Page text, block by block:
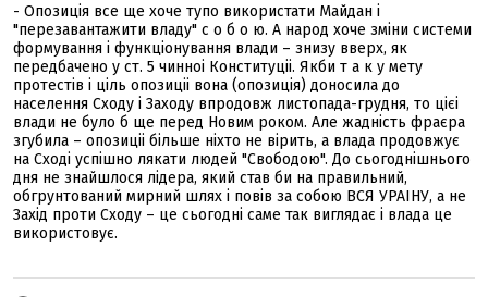
- Опозиція все ще хоче тупо використати Майдан і
"перезавантажити владу" с о б о ю. А народ хоче зміни системи
формування і функціонування влади – знизу вверх, як
передбачено у ст. 5 чинноі Конституціі. Якби т а к у мету
протестів і ціль опозиціі вона (опозиція) доносила до
населення Сходу і Заходу впродовж листопада-грудня, то цієі
влади не було б ще перед Новим роком. Але жадність фраєра
згубила – опозиціі більше ніхто не вірить, а влада продовжує
на Сході успішно лякати людей "Свободою". До сьогоднішнього
дня не знайшлося лідера, який став би на правильний,
обгрунтований мирний шлях і повів за собою ВСЯ УРАІНУ, а не
Захід проти Сходу – це сьогодні саме так виглядає і влада це
використовує.